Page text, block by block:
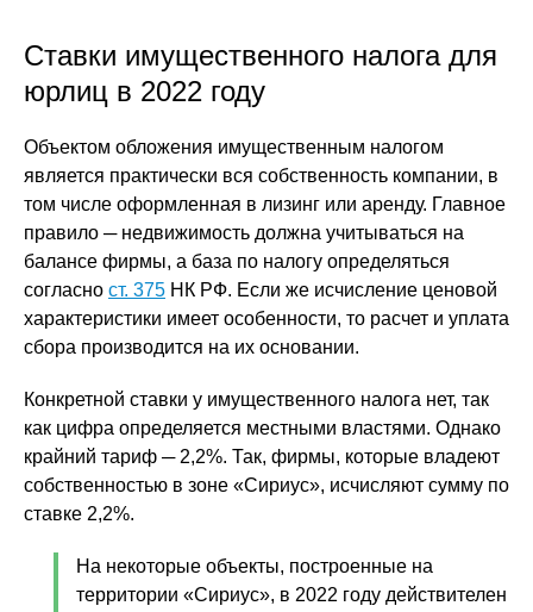
Ставки имущественного налога для
юрлиц в 2022 году
Объектом обложения имущественным налогом
является практически вся собственность компании, в
том числе оформленная в лизинг или аренду. Главное
правило ─ недвижимость должна учитываться на
балансе фирмы, а база по налогу определяться
согласно ст. 375 НК РФ. Если же исчисление ценовой
характеристики имеет особенности, то расчет и уплата
сбора производится на их основании.
Конкретной ставки у имущественного налога нет, так
как цифра определяется местными властями. Однако
крайний тариф ─ 2,2%. Так, фирмы, которые владеют
собственностью в зоне «Сириус», исчисляют сумму по
ставке 2,2%.
На некоторые объекты, построенные на
территории «Сириус», в 2022 году действителен